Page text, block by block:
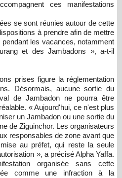
ces manifestations
se sont réunies autour de cette
à prendre afin de mettre
les vacances, notamment
et des Jambadons », a-t-il
prises figure la réglementation
Désormais, aucune sortie du
de Jambadon ne pourra être
« Aujourd'hui, ce n'est plus
un Jambadon ou une sortie du
de Ziguinchor. Les organisateurs
responsables de zone avant que
au préfet, qui reste la seule
», a précisé Alpha Yaffa.
organisée sans cette
comme une infraction à la